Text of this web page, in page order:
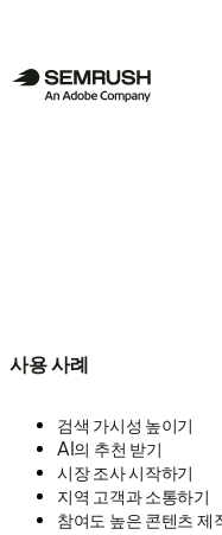
사용 사례
검색 가시성 높이기
AI의 추천 받기
시장 조사 시작하기
지역 고객과 소통하기
참여도 높은 콘텐츠 제